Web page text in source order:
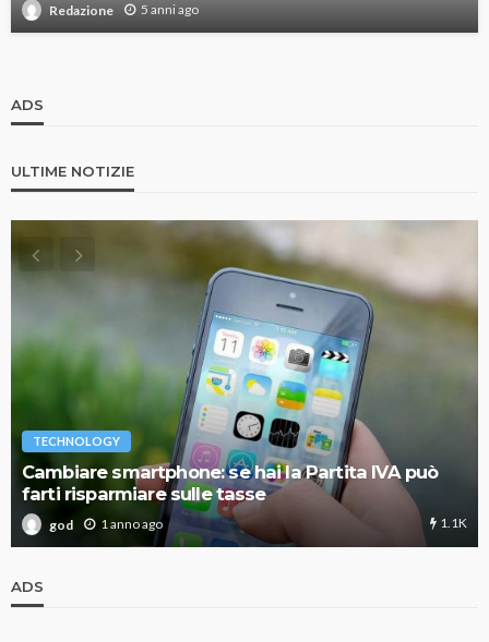
Redazione 5 anni ago
ADS
ULTIME NOTIZIE
TECHNOLOGY
Cambiare smartphone: se hai la Partita IVA può
farti risparmiare sulle tasse
god 1 anno ago 1.1K
ADS